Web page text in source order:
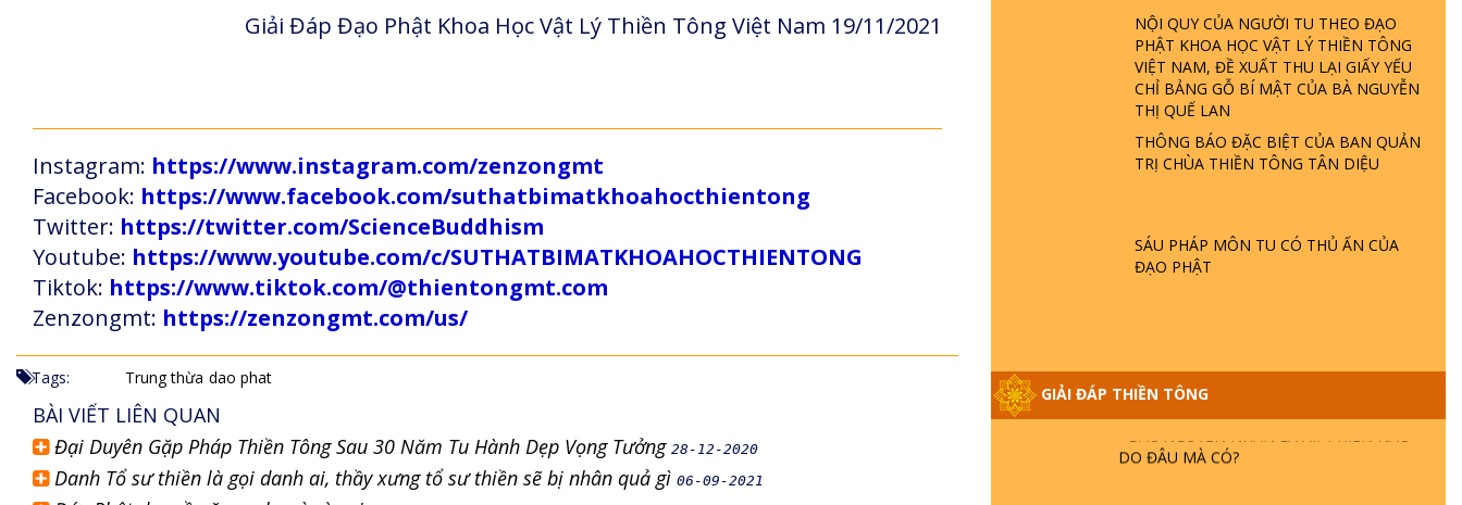
Giải Đáp Đạo Phật Khoa Học Vật Lý Thiền Tông Việt Nam 19/11/2021
Instagram: https://www.instagram.com/zenzongmt
Facebook: https://www.facebook.com/suthatbimatkhoahocthientong
Twitter: https://twitter.com/ScienceBuddhism
Youtube: https://www.youtube.com/c/SUTHATBIMATKHOAHOCTHIENTONG
Tiktok: https://www.tiktok.com/@thientongmt.com
Zenzongmt: https://zenzongmt.com/us/
Tags: Trung thừa dao phat
BÀI VIẾT LIÊN QUAN
Đại Duyên Gặp Pháp Thiền Tông Sau 30 Năm Tu Hành Dẹp Vọng Tưởng 28-12-2020
Danh Tổ sư thiền là gọi danh ai, thầy xưng tổ sư thiền sẽ bị nhân quả gì 06-09-2021
NỘI QUY CỦA NGƯỜI TU THEO ĐẠO
PHẬT KHOA HỌC VẬT LÝ THIỀN TÔNG
VIỆT NAM, ĐỀ XUẤT THU LẠI GIẤY YẾU
CHỈ BẢNG GỖ BÍ MẬT CỦA BÀ NGUYỄN
THỊ QUẾ LAN
THÔNG BÁO ĐẶC BIỆT CỦA BAN QUẢN
TRỊ CHÙA THIỀN TÔNG TÂN DIỆU
SÁU PHÁP MÔN TU CÓ THỦ ẤN CỦA
ĐẠO PHẬT
GIẢI ĐÁP THIỀN TÔNG
ĐÂU? ĐỊA NGỤC Ở ĐÂU? ĐỨC CHÚA TRỜI
LÀ AI? QUỶ SA TĂNG? | TTTD
GIẢI ĐÁP THIỀN TÔNG ĐẶC BIỆT P22 - TẠI
SAO TRÁI ĐẤT NHIỀU THIÊN TAI - LŨ LỤT
- HỎA HOẠN | TTTD
HOA SEN ? | TTTD
GIẢI ĐÁP THIỀN TÔNG ĐẶC BIỆT PHẦN 20
- BÁC NGUYỄN NHÂN LÀ AI? PHIỀN NÃO
DO ĐÂU MÀ CÓ?